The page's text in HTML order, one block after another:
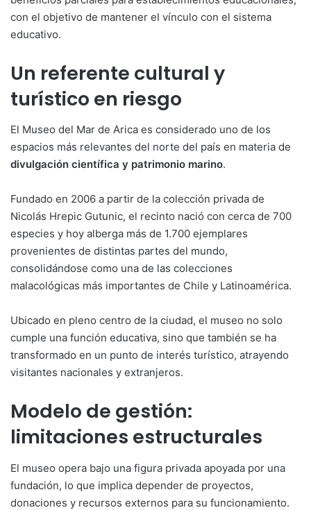
con el objetivo de mantener el vínculo con el sistema
educativo.
Un referente cultural y
turístico en riesgo
El Museo del Mar de Arica es considerado uno de los
espacios más relevantes del norte del país en materia de
divulgación científica y patrimonio marino.
Fundado en 2006 a partir de la colección privada de
Nicolás Hrepic Gutunic, el recinto nació con cerca de 700
especies y hoy alberga más de 1.700 ejemplares
provenientes de distintas partes del mundo,
consolidándose como una de las colecciones
malacológicas más importantes de Chile y Latinoamérica.
Ubicado en pleno centro de la ciudad, el museo no solo
cumple una función educativa, sino que también se ha
transformado en un punto de interés turístico, atrayendo
visitantes nacionales y extranjeros.
Modelo de gestión:
limitaciones estructurales
El museo opera bajo una figura privada apoyada por una
fundación, lo que implica depender de proyectos,
donaciones y recursos externos para su funcionamiento.